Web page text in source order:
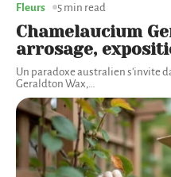
Chamelaucium
arrosage,
Un paradoxe australien s'invite
Geraldton Wax,
Fleurs 5 min read